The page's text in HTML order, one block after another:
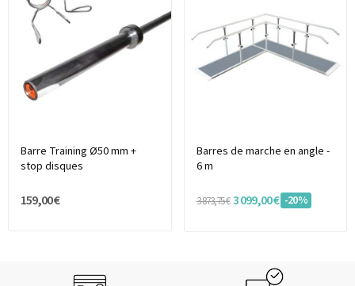
Barre Training Ø50 mm +
stop disques
159,00 €
Barres de marche en angle -
6 m
3 873,75 € 3 099,00 € -20%